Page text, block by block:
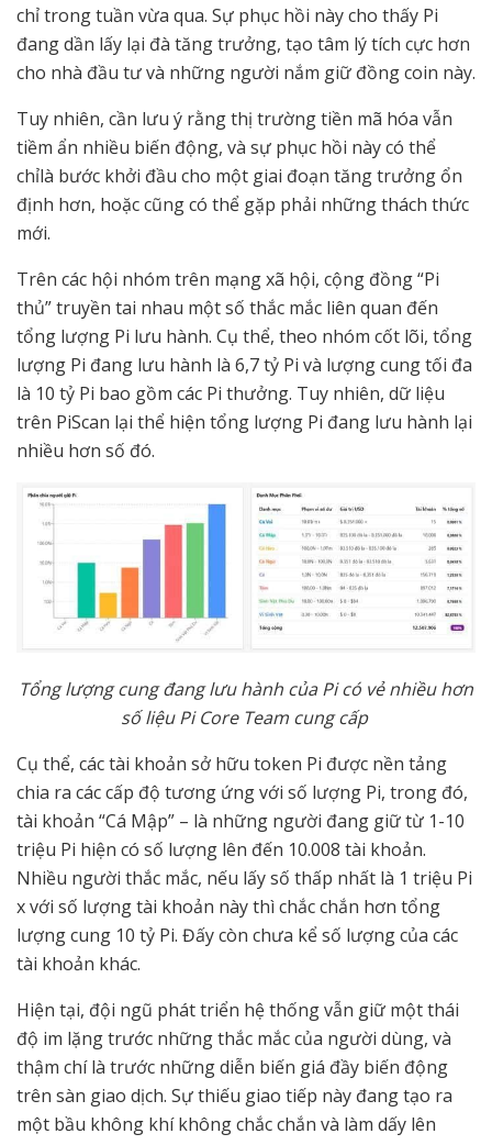
chỉ trong tuần vừa qua. Sự phục hồi này cho thấy Pi
đang dần lấy lại đà tăng trưởng, tạo tâm lý tích cực hơn
cho nhà đầu tư và những người nắm giữ đồng coin này.
Tuy nhiên, cần lưu ý rằng thị trường tiền mã hóa vẫn
tiềm ẩn nhiều biến động, và sự phục hồi này có thể
chỉlà bước khởi đầu cho một giai đoạn tăng trưởng ổn
định hơn, hoặc cũng có thể gặp phải những thách thức
mới.
Trên các hội nhóm trên mạng xã hội, cộng đồng “Pi
thủ” truyền tai nhau một số thắc mắc liên quan đến
tổng lượng Pi lưu hành. Cụ thể, theo nhóm cốt lõi, tổng
lượng Pi đang lưu hành là 6,7 tỷ Pi và lượng cung tối đa
là 10 tỷ Pi bao gồm các Pi thưởng. Tuy nhiên, dữ liệu
trên PiScan lại thể hiện tổng lượng Pi đang lưu hành lại
nhiều hơn số đó.
Tổng lượng cung đang lưu hành của Pi có vẻnhiều hơn
sốliệu Pi Core Team cung cấp
Cụ thể, các tài khoản sở hữu token Pi được nền tảng
chia ra các cấp độ tương ứng với số lượng Pi, trong đó,
tài khoản “Cá Mập” – là những người đang giữ từ 1-10
triệu Pi hiện có số lượng lên đến 10.008 tài khoản.
Nhiều người thắc mắc, nếu lấy số thấp nhất là 1 triệu Pi
x với số lượng tài khoản này thì chắc chắn hơn tổng
lượng cung 10 tỷ Pi. Đấy còn chưa kể số lượng của các
tài khoản khác.
Hiện tại, đội ngũ phát triển hệ thống vẫn giữ một thái
độ im lặng trước những thắc mắc của người dùng, và
thậm chí là trước những diễn biến giá đầy biến động
trên sàn giao dịch. Sự thiếu giao tiếp này đang tạo ra
một bầu không khí không chắc chắn và làm dấy lên